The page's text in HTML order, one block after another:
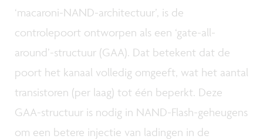
‘macaroni-NAND-architectuur’, is de
controlepoort ontworpen als een ‘gate-all-
around’-structuur (GAA). Dat betekent dat de
poort het kanaal volledig omgeeft, wat het aantal
transistoren (per laag) tot één beperkt. Deze
GAA-structuur is nodig in NAND-Flash-geheugens
om een betere injectie van ladingen in de